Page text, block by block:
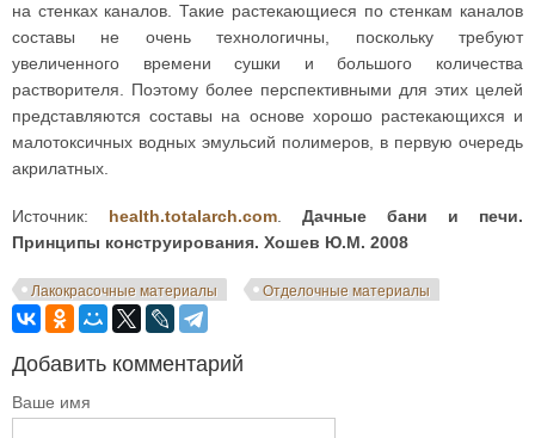
на стенках каналов. Такие растекающиеся по стенкам каналов
составы не очень технологичны, поскольку требуют
увеличенного времени сушки и большого количества
растворителя. Поэтому более перспективными для этих целей
представляются составы на основе хорошо растекающихся и
малотоксичных водных эмульсий полимеров, в первую очередь
акрилатных.
Источник: health.totalarch.com
Дачные бани и печи.
Принципы конструирования. Хошев Ю.М. 2008
Лакокрасочные материалы Отделочные материалы
Добавить комментарий
Ваше имя